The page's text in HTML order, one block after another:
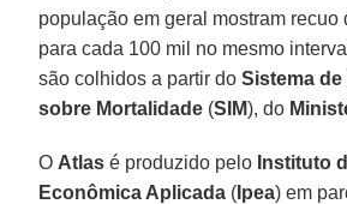
população em geral mostram recuo
para cada 100 mil no mesmo
são colhidos a partir doSistema
sobre Mortalidade (SIM), do
O Atlas é produzido pelo Instituto
Econômica Aplicada ( Ipea) em